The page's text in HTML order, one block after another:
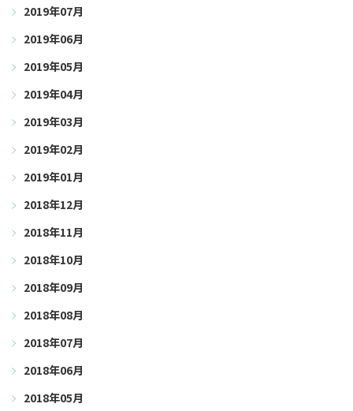
2019年07月
2019年06月
2019年05月
2019年04月
2019年03月
2019年02月
2019年01月
2018年12月
2018年11月
2018年10月
2018年09月
2018年08月
2018年07月
2018年06月
2018年05月